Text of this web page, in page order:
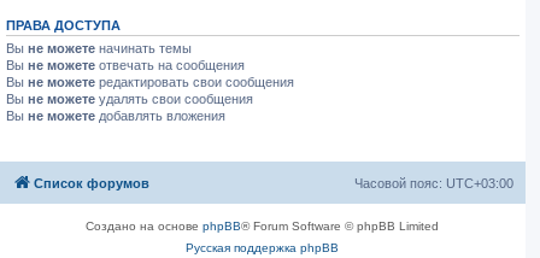
ПРАВА ДОСТУПА
Вы не можете начинать темы
Вы не можете отвечать на сообщения
Вы не можете редактировать свои сообщения
Вы не можете удалять свои сообщения
Вы не можете добавлять вложения
Список форумов Часовой пояс: UTC+03:00
Создано на основеphpBB® Forum Software © phpBB Limited
Русская поддержка phpBB